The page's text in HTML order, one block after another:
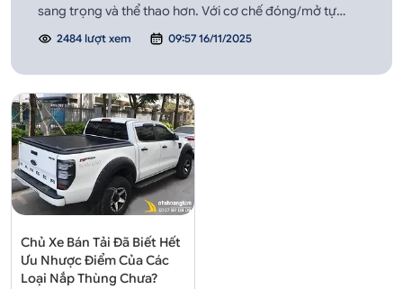
sang trọng và thể thao hơn. Với cơ chế đóng/mở tự
động sẽ mang đến những trải nghiệm tuyệt vời cho
người sử dụng.
2484 lượt xem 09:57 16/11/2025
Chủ Xe Bán Tải Đã Biết Hết
Ưu Nhược Điểm Của Các
Loại Nắp Thùng Chưa?